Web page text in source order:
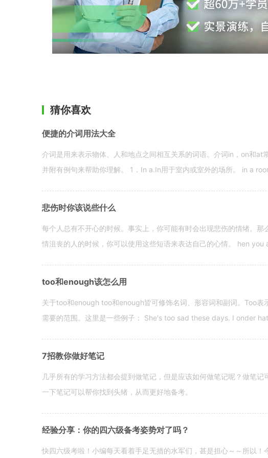
猜你喜欢
便捷的介词用法大全
介词是用来表示物体、人和地点之间相互关系的词语。介词in，on和at
并附有例句来帮助你理解。 1．In a.In用于室内或室外的场所。 in a
悲伤时你该说些什么
每个人总有不开心的时候。事实上，你可能有时会出现悲伤的情绪。
情沮丧的人的时候，你可以使用这些短语来表达自己的心情。 hen
too和enough该怎么用
关于too和enough too和enough皆可修饰名词、形容词和副词。Too
需要的范围。这里是一些例子： She's too sad these days. I onder
7招教你做好笔记
几乎所有的学习方法都会提到做笔记，但是应该如何做笔记呢？做笔
一下笔记可以帮你找到头绪，从而更好地备考。
经验分享：你的四六级备考姿势对了吗？
快四六级考啦！小编每天看着手足无措的水军们，甚是担心～～所以